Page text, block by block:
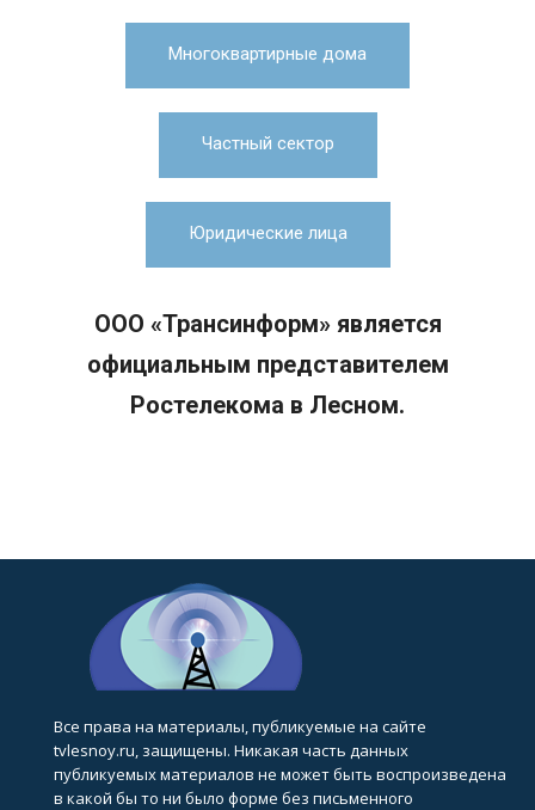
Многоквартирные дома
Частный сектор
Юридические лица
ООО «Трансинформ» является
официальным представителем
Ростелекома в Лесном.
Все права на материалы, публикуемые на сайте
tvlesnoy.ru, защищены. Никакая часть данных
публикуемых материалов не может быть воспроизведена
в какой бы то ни было форме без письменного